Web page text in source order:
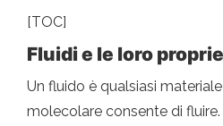
[TOC]
Fluidi e le loro
Un fluido è qualsiasi
molecolare consente di